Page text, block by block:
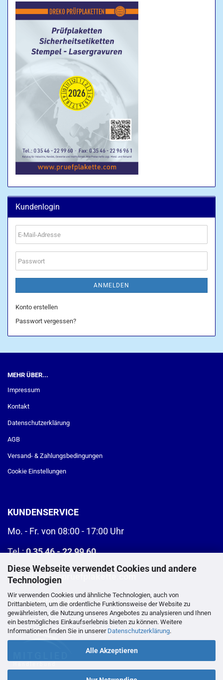
Diese Webseite verwendet Cookies und andere
Technologien
Wir verwenden Cookies und ähnliche Technologien, auch von
Drittanbietern, um die ordentliche Funktionsweise der Website zu
gewährleisten, die Nutzung unseres Angebotes zu analysieren und Ihnen
ein bestmögliches Einkaufserlebnis bieten zu können. Weitere
Informationen finden Sie in unserer Datenschutzerklärung.
Alle Akzeptieren
Kundenlogin
E-
Mail-
Adresse
Passwort
ANMELDEN
Konto erstellen
Passwort vergessen?
MEHR ÜBER...
Impressum
Kontakt
Datenschutzerklärung
AGB
Versand- & Zahlungsbedingungen
Cookie Einstellungen
KUNDENSERVICE
Mo. - Fr. von 08:00 - 17:00 Uhr
Tel.:0 35 46 - 22 99 60
E-Mail:info@pruefplakette.com
>Kontaktformular